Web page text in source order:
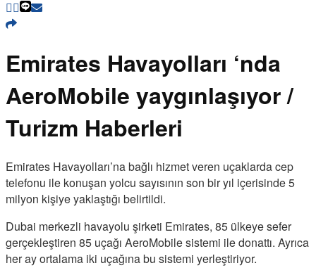
Emirates Havayolları ‘nda
AeroMobile yaygınlaşıyor /
Turizm Haberleri
Emirates Havayolları’na bağlı hizmet veren uçaklarda cep
telefonu ile konuşan yolcu sayısının son bir yıl içerisinde 5
milyon kişiye yaklaştığı belirtildi.
Dubai merkezli havayolu şirketi Emirates, 85 ülkeye sefer
gerçekleştiren 85 uçağı AeroMobile sistemi ile donattı. Ayrıca
her ay ortalama iki uçağına bu sistemi yerleştiriyor.